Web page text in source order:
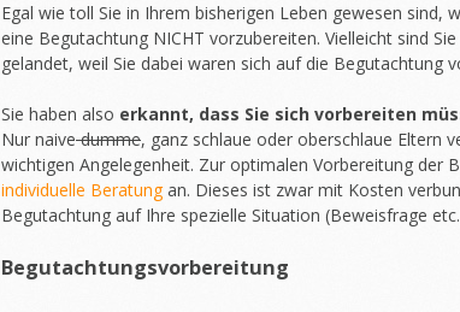
Egal wie toll Sie in Ihrem bisherigen Leben gewesen sind,
eine Begutachtung NICHT vorzubereiten. Vielleicht sind
gelandet, weil Sie dabei waren sich auf die Begutachtung
Sie haben also erkannt, dass Sie sich vorbereiten
Nur naivedumme, ganz schlaue oder oberschlaue Eltern
wichtigen Angelegenheit. Zur optimalen Vorbereitung der
individuelle Beratungan. Dieses ist zwar mit Kosten
Begutachtung auf Ihre spezielle Situation (Beweisfrage
Begutachtungsvorbereitung